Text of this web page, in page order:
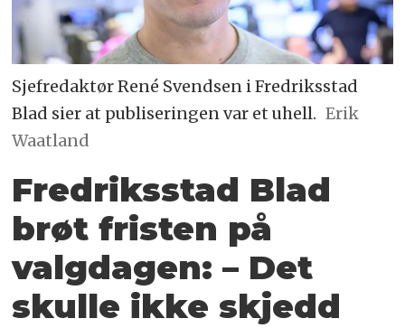
Sjefredaktør René Svendsen i Fredriksstad
Blad sier at publiseringen var et uhell. Erik
Waatland
Fredriksstad Blad
brøt fristen på
valgdagen: – Det
skulle ikke skjedd